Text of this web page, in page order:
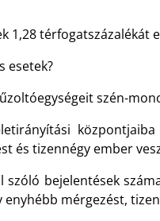
1,28
esetek?
szén-
és tizennégy ember
bejelentések
mérgezést,